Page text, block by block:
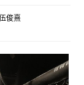
俊熹